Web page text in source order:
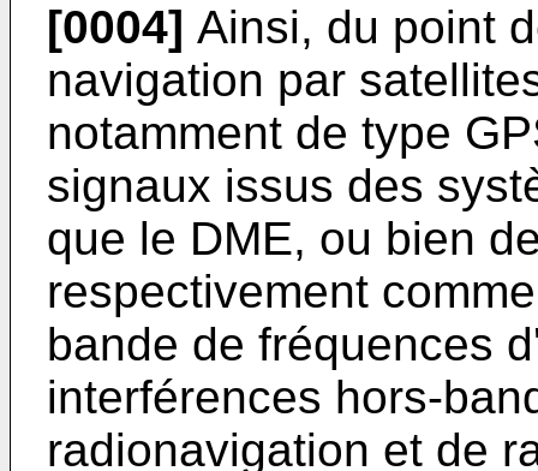
[0004] Ainsi, du point
navigation par
notamment de type
signaux issus des
que le DME, ou bien
respectivement
bande de fréquences
interférences hors-
radionavigation et de